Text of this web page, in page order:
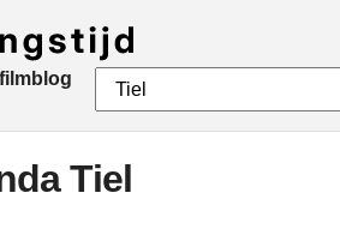
filmblog
Tiel